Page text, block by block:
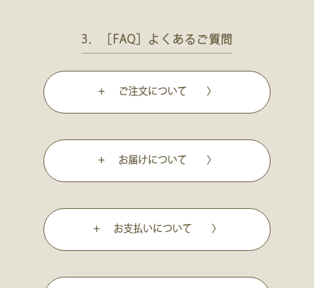
3．［FAQ］よくあるご質問
+ ご注文について 〉
+ お届けについて 〉
+ お支払いについて 〉